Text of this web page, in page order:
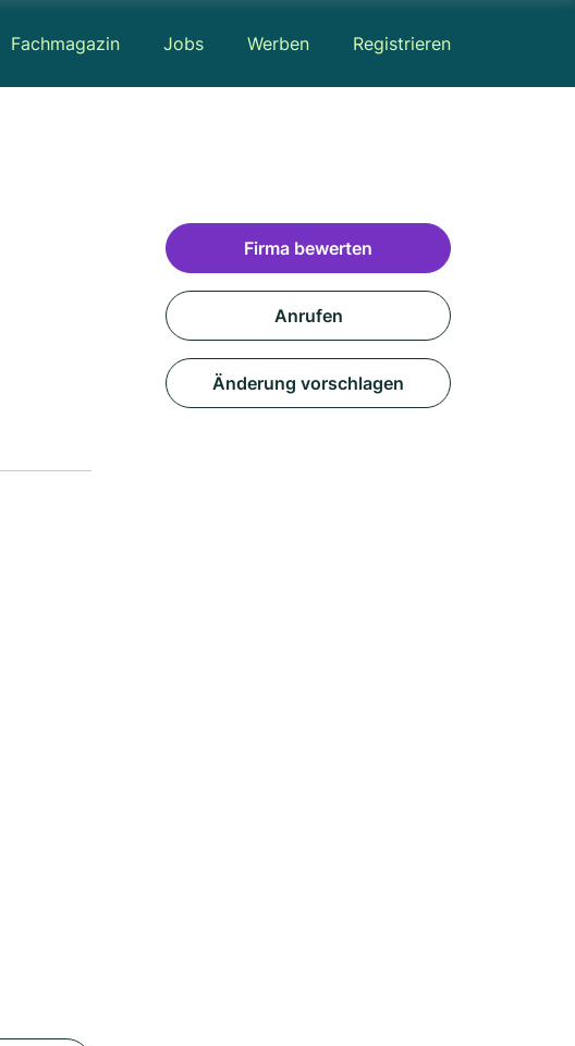
Fachmagazin Jobs Werben Registrieren
Firma bewerten
Anrufen
Änderung vorschlagen